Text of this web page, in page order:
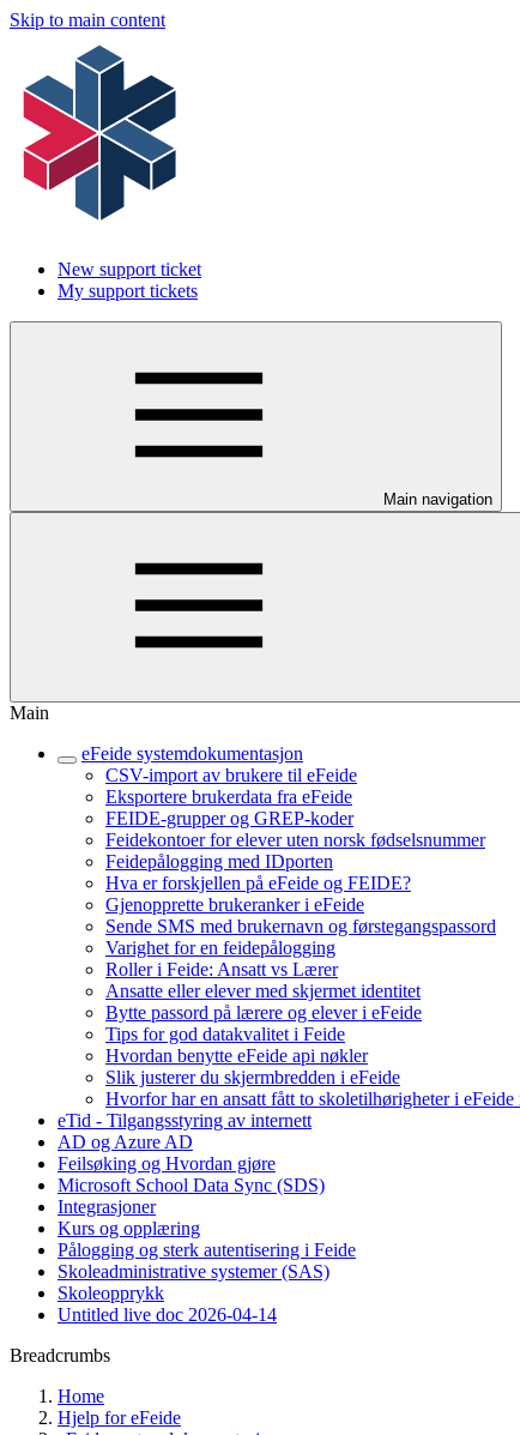
Skip to main content
New support ticket
My support tickets
Main navigation
Main
eFeide systemdokumentasjon
CSV-import av brukere til eFeide
Eksportere brukerdata fra eFeide
FEIDE-grupper og GREP-koder
Feidekontoer for elever uten norsk fødselsnummer
Feidepålogging med IDporten
Hva er forskjellen på eFeide og FEIDE?
Gjenopprette brukeranker i eFeide
Sende SMS med brukernavn og førstegangspassord
Varighet for en feidepålogging
Roller i Feide: Ansatt vs Lærer
Ansatte eller elever med skjermet identitet
Bytte passord på lærere og elever i eFeide
Tips for god datakvalitet i Feide
Hvordan benytte eFeide api nøkler
Slik justerer du skjermbredden i eFeide
Hvorfor har en ansatt fått to skoletilhørigheter i eFeide
eTid - Tilgangsstyring av internett
AD og Azure AD
Feilsøking og Hvordan gjøre
Microsoft School Data Sync (SDS)
Integrasjoner
Kurs og opplæring
Pålogging og sterk autentisering i Feide
Skoleadministrative systemer (SAS)
Skoleopprykk
Untitled live doc 2026-04-14
Breadcrumbs
Home
Hjelp for eFeide